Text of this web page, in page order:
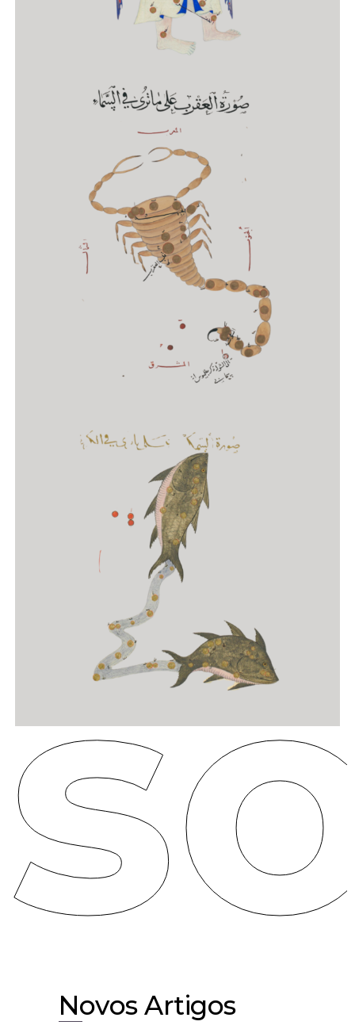
Astrologia Horária
CURSO DE FORMAÇÃO
Astrologia e Saúde
CURSO COMPLEMENTAR
Vocação, Carreira e Profissão
CURSO COMPLEMENTAR
Novos Artigos